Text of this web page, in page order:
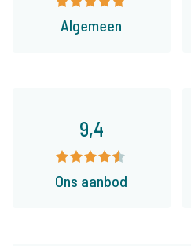
Algemeen
9,4
Ons aanbod